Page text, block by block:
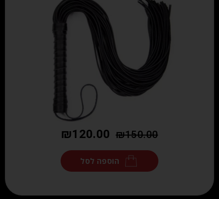
₪150.00
₪120.00
הוספה לסל